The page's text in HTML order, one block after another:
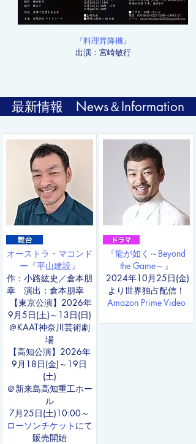
『料理昇降機』
出演：宮崎敏行
最新情報 News＆Information
オーストラ・マコンド
ー『平山建設』
作：小路紘史／倉本朋
幸 演出：倉本朋幸
【東京公演】2026年
9月5日(土)～13日(日)
＠KAAT神奈川芸術劇
場
【高知公演】2026年
9月18日(金)～19日
(土)
​＠新来島高知重工ホー
ル
​7月25日(土)10:00～
ローソンチケット にて
販売開始
『龍が如く～Beyond
the Game～』
2024年10月25日(金)
より世界独占配信！
​Amazon Prime Video